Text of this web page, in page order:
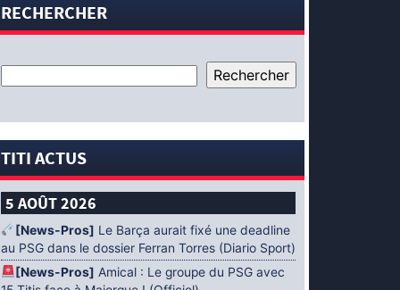
RECHERCHER
TITI ACTUS
5 AOÛT 2026
[News-Pros] Le Barça aurait fixé une deadline
au PSG dans le dossier Ferran Torres (Diario Sport)
[News-Pros] Amical : Le groupe du PSG avec